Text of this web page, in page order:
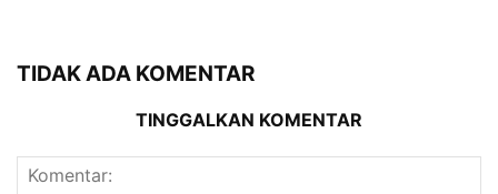
TIDAK ADA KOMENTAR
TINGGALKAN KOMENTAR